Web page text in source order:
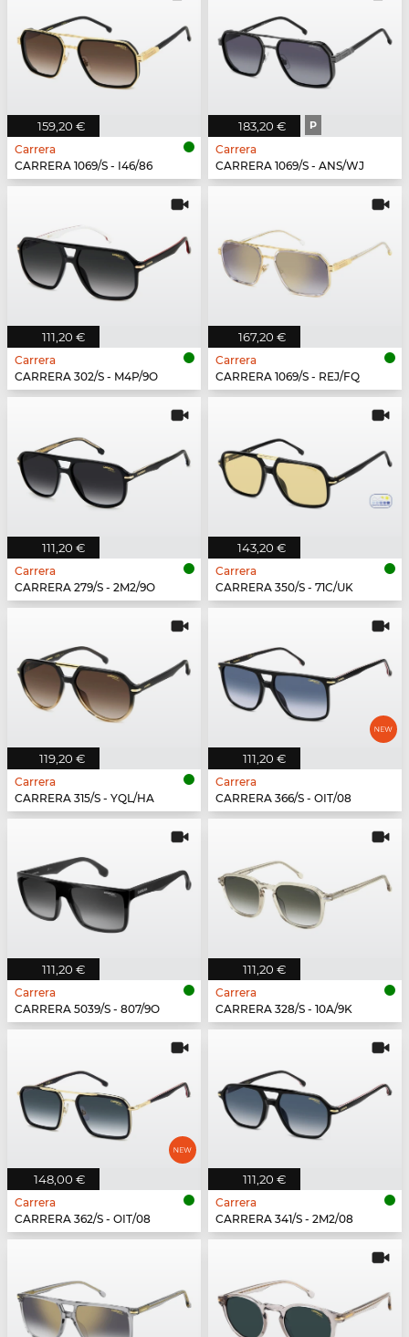
159,20 €
Carrera
CARRERA 1069/S - I46/86
183,20 € P
Carrera
CARRERA 1069/S - ANS/WJ
111,20 €
Carrera
CARRERA 302/S - M4P/9O
167,20 €
Carrera
CARRERA 1069/S - REJ/FQ
111,20 €
Carrera
CARRERA 279/S - 2M2/9O
143,20 €
Carrera
CARRERA 350/S - 71C/UK
119,20 €
Carrera
CARRERA 315/S - YQL/HA
111,20 €
Carrera
CARRERA 366/S - OIT/08
111,20 €
Carrera
CARRERA 5039/S - 807/9O
111,20 €
Carrera
CARRERA 328/S - 10A/9K
148,00 €
Carrera
CARRERA 362/S - OIT/08
111,20 €
Carrera
CARRERA 341/S - 2M2/08